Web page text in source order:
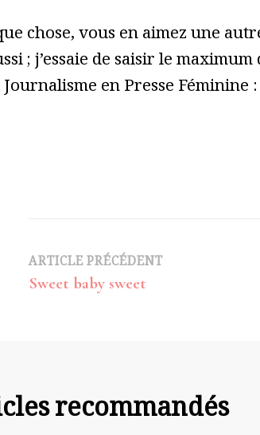
chose, vous en aimez une
; j’essaie de saisir le
en Presse Féminine
Navigation
d’article
ARTICLE PRÉCÉDENT
Sweet baby sweet
recommandés